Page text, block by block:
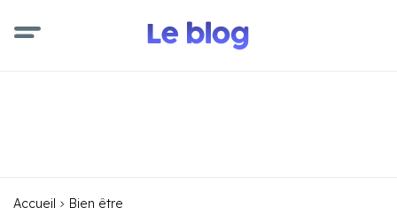
Accueil Bien être